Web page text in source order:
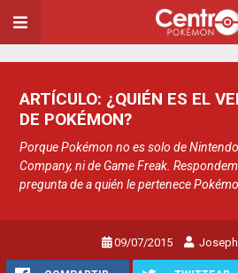
ARTÍCULO: ¿QUIÉN ES EL
DE POKÉMON?
Porque Pokémon no es solo de
Company, ni de Game Freak.
pregunta de a quién le pertenece
09/07/2015